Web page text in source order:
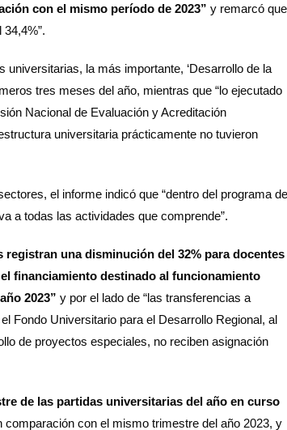
con el mismo período de 2023” y remarcó que
la más importante, ‘Desarrollo de la
tres meses del año, mientras que “lo ejecutado
Nacional de Evaluación y Acreditación
universitaria prácticamente no tuvieron
el informe indicó que “dentro del programa de
a todas las actividades que comprende”.
una disminución del 32% para docentes
financiamiento destinado al funcionamiento
2023” y por el lado de “las transferencias a
Fondo Universitario para el Desarrollo Regional, al
de proyectos especiales, no reciben asignación
de las partidas universitarias del año en curso
comparación con el mismo trimestre del año 2023, y